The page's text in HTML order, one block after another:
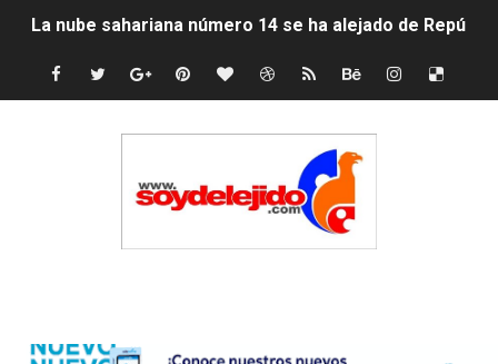
Tasa del dólar jueves 06 de agosto de 2026
Indomet pronostica temperaturas de hasta 35 °C para
JAPY VERDEI MR. EDDY OLIVO
Playas públicas y hoteles: ¿hasta dónde puede